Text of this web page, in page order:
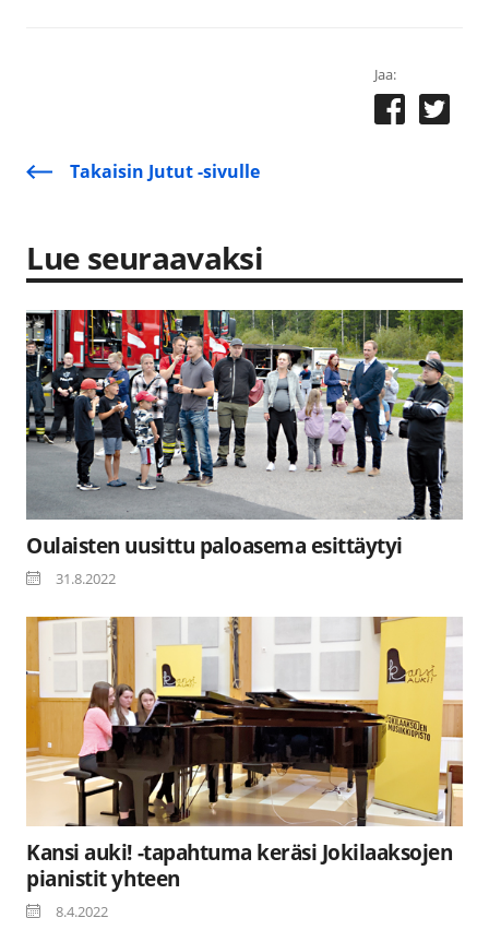
Jaa:
Takaisin Jutut -sivulle
Lue seuraavaksi
Oulaisten uusittu paloasema esittäytyi
31.8.2022
Kansi auki! -tapahtuma keräsi Jokilaaksojen
pianistit yhteen
8.4.2022